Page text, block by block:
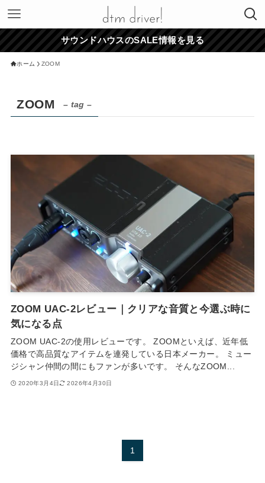
サウンドハウスのSALE情報を見る
ホーム ZOOM
ZOOM – tag –
ZOOM UAC-2レビュー｜クリアな音質と今選ぶ時に
気になる点
ZOOM UAC-2の使用レビューです。 ZOOMといえば、近年低
価格で高品質なアイテムを連発している日本メーカー。 ミュー
ジシャン仲間の間にもファンが多いです。 そんなZOOM...
2020年3月4日 2026年4月30日
1